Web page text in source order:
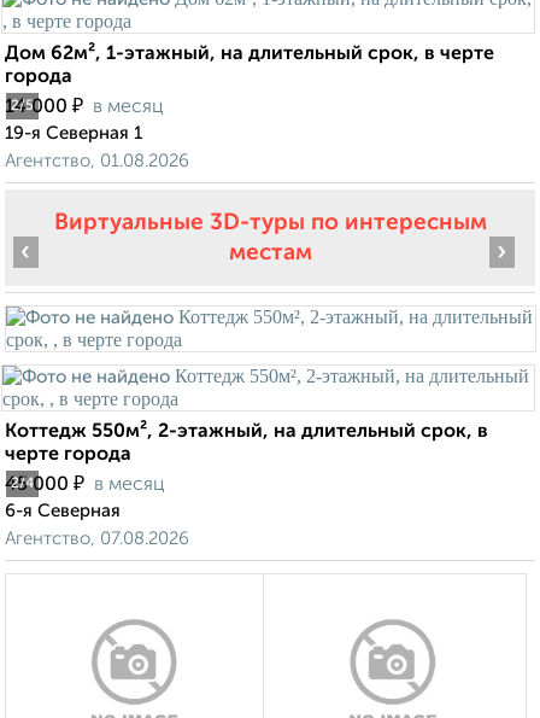
2/5
Дом 62м², 1-этажный, на длительный срок, в черте
города
14 000 ₽ в месяц
19-я Северная 1
Агентство, 01.08.2026
Виртуальные 3D-туры по интересным
местам
2/4
‹ ›
Коттедж 550м², 2-этажный, на длительный срок, в
черте города
45 000 ₽ в месяц
6-я Северная
Агентство, 07.08.2026